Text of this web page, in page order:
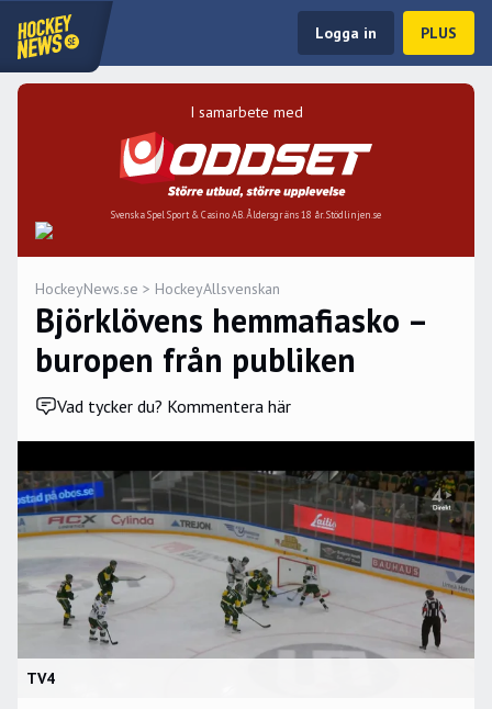
Logga in PLUS
I samarbete med
Svenska Spel Sport & Casino AB. Åldersgräns 18 år. Stödlinjen.se
HockeyNews.se > HockeyAllsvenskan
Björklövens hemmafiasko –
buropen från publiken
Vad tycker du? Kommentera här
TV4